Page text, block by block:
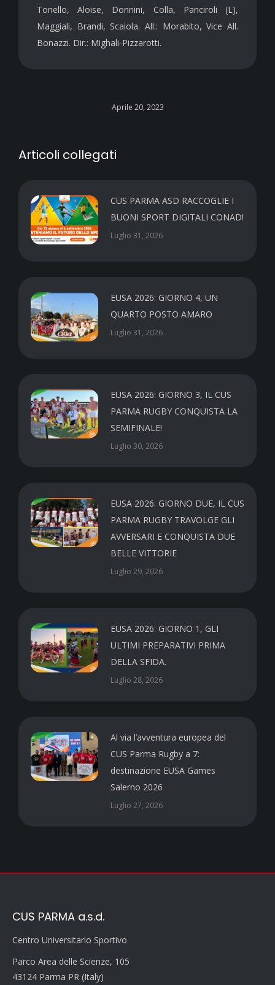
Tonello, Aloise, Donnini, Colla, Panciroli (L),
Maggiali, Brandi, Scaiola. All.: Morabito, Vice All.
Bonazzi. Dir.: Mighali-Pizzarotti.
Aprile 20, 2023
Articoli collegati
CUS PARMA ASD RACCOGLIE I
BUONI SPORT DIGITALI CONAD!
Luglio 31, 2026
EUSA 2026: GIORNO 4, UN
QUARTO POSTO AMARO
Luglio 31, 2026
EUSA 2026: GIORNO 3, IL CUS
PARMA RUGBY CONQUISTA LA
SEMIFINALE!
Luglio 30, 2026
EUSA 2026: GIORNO DUE, IL CUS
PARMA RUGBY TRAVOLGE GLI
AVVERSARI E CONQUISTA DUE
BELLE VITTORIE
Luglio 29, 2026
EUSA 2026: GIORNO 1, GLI
ULTIMI PREPARATIVI PRIMA
DELLA SFIDA.
Luglio 28, 2026
Al via l’avventura europea del
CUS Parma Rugby a 7:
destinazione EUSA Games
Salerno 2026
Luglio 27, 2026
CUS PARMA a.s.d.
Centro Universitario Sportivo
Parco Area delle Scienze, 105
43124 Parma PR (Italy)